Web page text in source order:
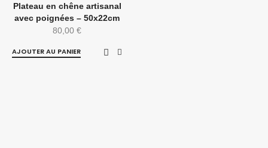
Plateau en chêne artisanal
avec poignées – 50x22cm
80,00 €
AJOUTER AU PANIER